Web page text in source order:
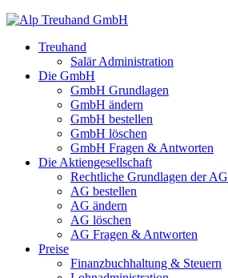
Treuhand
Salär Administration
Die GmbH
GmbH Grundlagen
GmbH ändern
GmbH bestellen
GmbH löschen
GmbH Fragen & Antworten
Die Aktiengesellschaft
Rechtliche Grundlagen der AG
AG bestellen
AG ändern
AG löschen
AG Fragen & Antworten
Preise
Finanzbuchhaltung & Steuern